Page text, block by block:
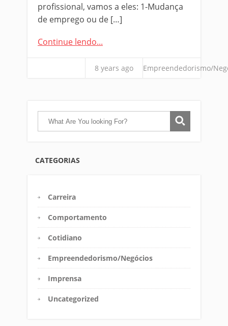
profissional, vamos a eles: 1-Mudança
de emprego ou de […]
Continue lendo...
8 years ago Empreendedorismo/
CATEGORIAS
Carreira
Comportamento
Cotidiano
Empreendedorismo/Negócios
Imprensa
Uncategorized